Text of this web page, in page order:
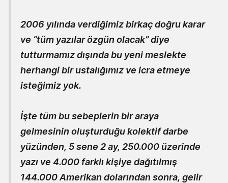
2006 yılında verdiğimiz birkaç doğru karar
ve “tüm yazılar özgün olacak” diye
tutturmamız dışında bu yeni meslekte
herhangi bir ustalığımız ve icra etmeye
isteğimiz yok.
İşte tüm bu sebeplerin bir araya
gelmesinin oluşturduğu kolektif darbe
yüzünden, 5 sene 2 ay, 250.000 üzerinde
yazı ve 4.000 farklı kişiye dağıtılmış
144.000 Amerikan dolarından sonra, gelir